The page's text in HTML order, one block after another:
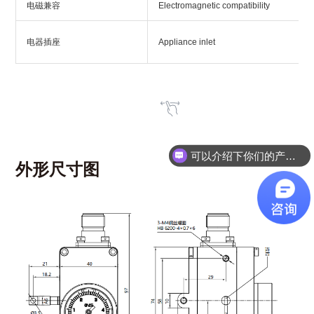
电磁兼容 Electromagnetic compatibility
电器插座 Appliance inlet
外形尺寸图
可以介绍下你们的产品么？